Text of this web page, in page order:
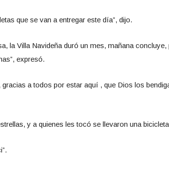
que se van a entregar este día”, dijo.
la Villa Navideña duró un mes, mañana
expresó.
a todos por estar aquí , que Dios los
y a quienes les tocó se llevaron una